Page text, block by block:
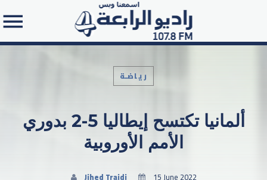
Search in the website:
رياضـة
ألمانيا تكتسح إيطاليا 5-2 بدوري
الأمم الأوروبية
Jihed Traidi 15 June 2022